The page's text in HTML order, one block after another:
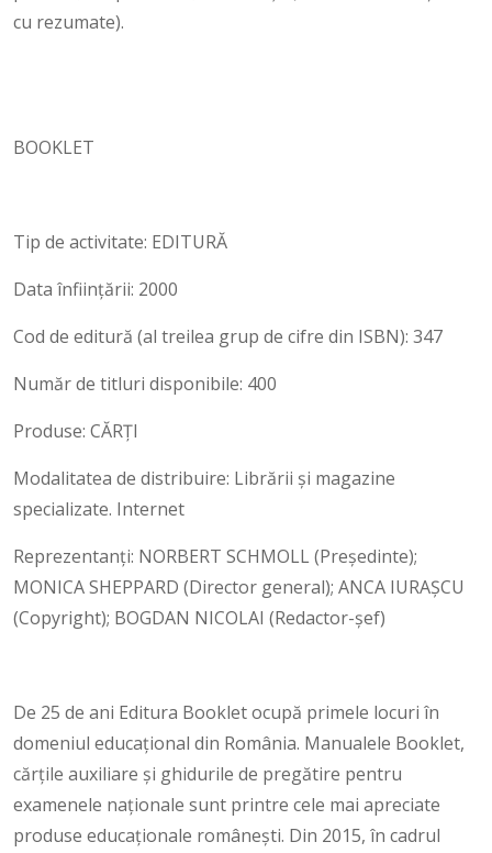
cu rezumate).
BOOKLET
Tip de activitate: EDITURĂ
Data înființării: 2000
Cod de editură (al treilea grup de cifre din ISBN): 347
Număr de titluri disponibile: 400
Produse: CĂRȚI
Modalitatea de distribuire: Librării și magazine
specializate. Internet
Reprezentanți: NORBERT SCHMOLL (Președinte);
MONICA SHEPPARD (Director general); ANCA IURAŞCU
(Copyright); BOGDAN NICOLAI (Redactor-şef)
De 25 de ani Editura Booklet ocupă primele locuri în
domeniul educaţional din România. Manualele Booklet,
cărțile auxiliare și ghidurile de pregătire pentru
examenele naţionale sunt printre cele mai apreciate
produse educaționale românești. Din 2015, în cadrul